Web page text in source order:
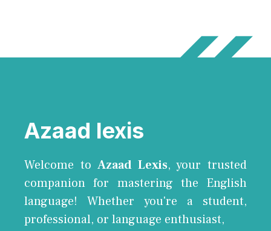
Azaad lexis
Welcome toAzaad Lexis, your trusted
companion for mastering the English
language! Whether you're a student,
professional, or language enthusiast,